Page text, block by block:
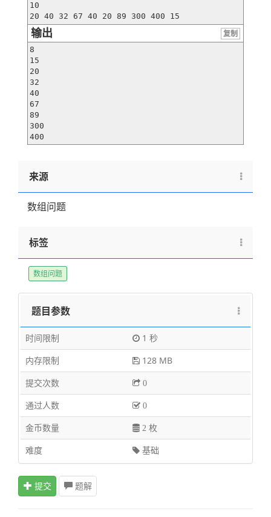
10
20 40 32 67 40 20 89 300 400 15
输出
复制
8
15
20
32
40
67
89
300
400
来源
数组问题
标签
数组问题
题目参数
时间限制
1 秒
内存限制
128 MB
提交次数
0
通过人数 0
金币数量 2 枚
难度 基础
提交 题解